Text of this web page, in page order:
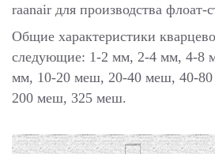
raanair для производства флоат-
Общие характеристики
следующие: 1-2 мм, 2-4 мм, 4-8
мм, 10-20 меш, 20-40 меш, 40-
200 меш, 325 меш.